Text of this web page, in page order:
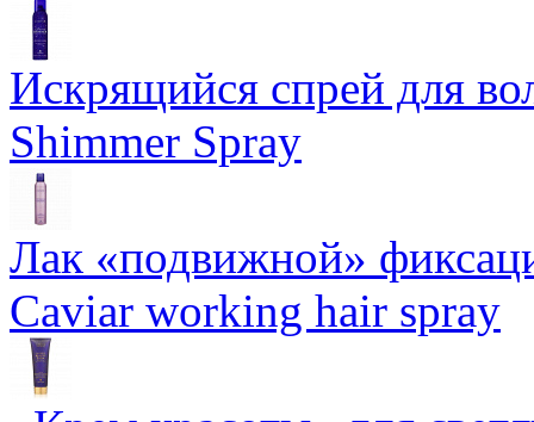
Искрящийся спрей для
Shimmer Spray
Лак «подвижной»
Caviar working hair spray